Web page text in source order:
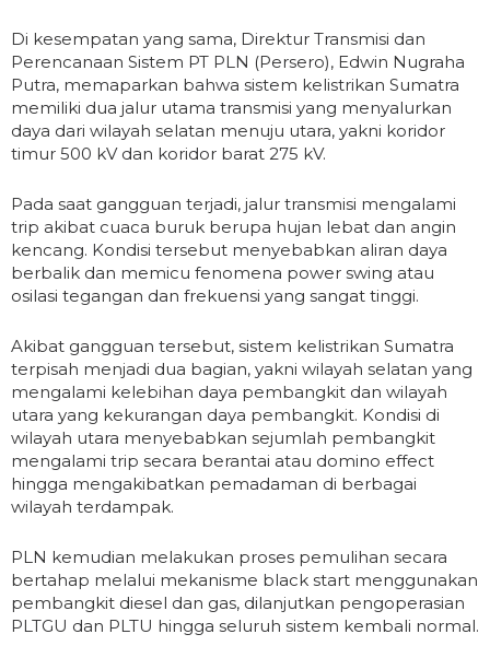
Di kesempatan yang sama, Direktur Transmisi dan
Perencanaan Sistem PT PLN (Persero), Edwin Nugraha
Putra, memaparkan bahwa sistem kelistrikan Sumatra
memiliki dua jalur utama transmisi yang menyalurkan
daya dari wilayah selatan menuju utara, yakni koridor
timur 500 kV dan koridor barat 275 kV.
Pada saat gangguan terjadi, jalur transmisi mengalami
trip akibat cuaca buruk berupa hujan lebat dan angin
kencang. Kondisi tersebut menyebabkan aliran daya
berbalik dan memicu fenomena power swing atau
osilasi tegangan dan frekuensi yang sangat tinggi.
Akibat gangguan tersebut, sistem kelistrikan Sumatra
terpisah menjadi dua bagian, yakni wilayah selatan yang
mengalami kelebihan daya pembangkit dan wilayah
utara yang kekurangan daya pembangkit. Kondisi di
wilayah utara menyebabkan sejumlah pembangkit
mengalami trip secara berantai atau domino effect
hingga mengakibatkan pemadaman di berbagai
wilayah terdampak.
PLN kemudian melakukan proses pemulihan secara
bertahap melalui mekanisme black start menggunakan
pembangkit diesel dan gas, dilanjutkan pengoperasian
PLTGU dan PLTU hingga seluruh sistem kembali normal.